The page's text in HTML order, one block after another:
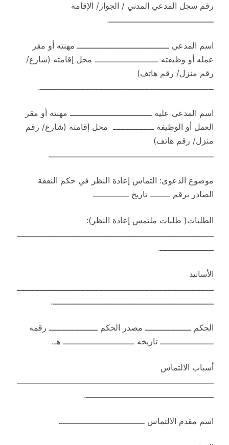
رقم سجل المدعي المدني / الجواز/ الإقامة
ـــــــــــــــــــــــــــــــــــــــــ.
اسم المدعي ــــــــــــــــــــــــــــــــــــ مهنته أو مقر
عمله أو وظيفته ـــــــــــــــــــــــــ محل إقامته (شارع/
رقم منزل/ رقم هاتف)
ــــــــــــــــــــــــــــــــــــــــــــــــــــــــــــــــــــ.
اسم المدعى عليه ــــــــــــــــــــــــــــــــ مهنته أو مقر
العمل أو الوظيفة ــــــــــــــــ محل إقامته (شارع/ رقم
منزل/ رقم هاتف)
ــــــــــــــــــــــــــــــــــــــــــــــــــــــــــــــــ.
موضوع الدعوى: التماس إعادة النظر في حكم النفقة
الصادر برقم ــــــــ تاريخ ــــــــــــــ
الطلبات( طلبات ملتمس إعادة النظر):
ـــــــــــــــــــــــــــــــــــــــــــــــــــــــــــــــــــــــــــــ
ـــــــــــــــــــــ.
الأسانيد
ـــــــــــــــــــــــــــــــــــــــــــــــــــــــــــــــــــــــــــــ
ـــــــــــــــــــــــــــــــــــــــــــــــــــــــــــــــ.
الحكم ــــــــــــــــــ مصدر الحكم ـــــــــــــــــــ رقمه
ـــــــــــــــــــــ تاريخه ــــــــــــــــــــــــــــ هـ.
أسباب الالتماس
ـــــــــــــــــــــــــــــــــــــــــــــــــــــــــــــــــــــــــــــ
ــــــــــــــــــــــــــــــــــــــــــــــــــ.
اسم مقدم الالتماس ـــــــــــــــــــــــــــــــــ.